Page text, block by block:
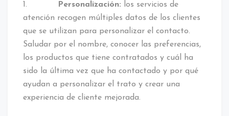
1. Personalización: los servicios de
atención recogen múltiples datos de los clientes
que se utilizan para personalizar el contacto.
Saludar por el nombre, conocer las preferencias,
los productos que tiene contratados y cuál ha
sido la última vez que ha contactado y por qué
ayudan a personalizar el trato y crear una
experiencia de cliente mejorada.